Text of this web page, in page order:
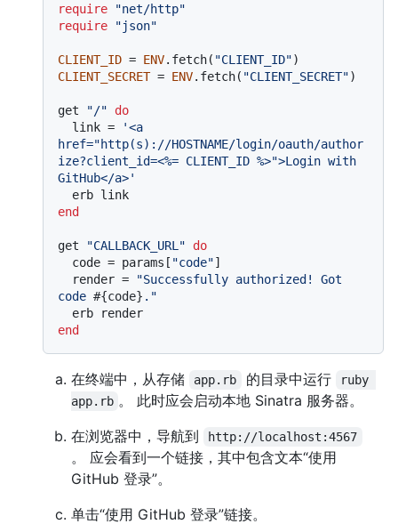
require
"net/http"
require
"json"
CLIENT_ID = ENV.fetch( "CLIENT_ID"
CLIENT_SECRET = ENV.fetch( "CLIENT_SECRET")
get "/"
do
  link =
'<a
href="http(s)://HOSTNAME/login/oauth/author
ize?client_id=<%= CLIENT_ID %>">Login with
GitHub</a>'
end
get "CALLBACK_URL"
do
  code = params[
"code"]
  render =
"Successfully authorized! Got
code #{code} ."
end
在终端中，从存储 app.rb 的目录中运行
ruby
app.rb 。 此时应会启动本地 Sinatra 服务器。
在浏览器中，导航到
http://localhost:4567
。 应会看到一个链接，其中包含文本“使用
GitHub 登录”。
单击“使用 GitHub 登录”链接。